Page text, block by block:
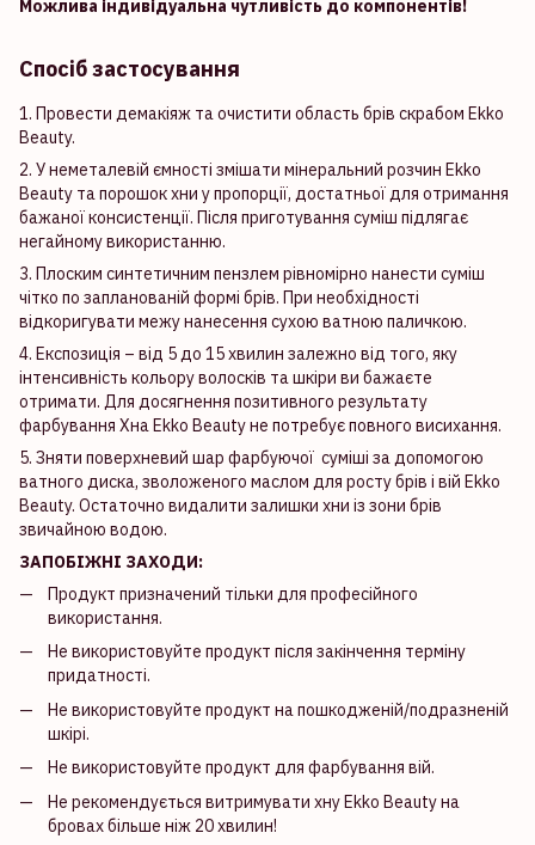
Можлива індивідуальна чутливість до компонентів!
Спосіб застосування
1. Провести демакіяж та очистити область брів скрабом Ekko
Beauty.
2. У неметалевій ємності змішати мінеральний розчин Ekko
Beauty та порошок хни у пропорції, достатньої для отримання
бажаної консистенції. Після приготування суміш підлягає
негайному використанню.
3. Плоским синтетичним пензлем рівномірно нанести суміш
чітко по запланованій формі брів. При необхідності
відкоригувати межу нанесення сухою ватною паличкою.
4. Експозиція – від 5 до 15 хвилин залежно від того, яку
інтенсивність кольору волосків та шкіри ви бажаєте
отримати. Для досягнення позитивного результату
фарбування Хна Ekko Beauty не потребує повного висихання.
5. Зняти поверхневий шар фарбуючої суміші за допомогою
ватного диска, зволоженого маслом для росту брів і вій Ekko
Beauty. Остаточно видалити залишки хни із зони брів
звичайною водою.
ЗАПОБІЖНІ ЗАХОДИ:
Продукт призначений тільки для професійного
використання.
Не використовуйте продукт після закінчення терміну
придатності.
Не використовуйте продукт на пошкодженій/подразненій
шкірі.
Не використовуйте продукт для фарбування вій.
Не рекомендується витримувати хну Ekko Beauty на
бровах більше ніж 20 хвилин!